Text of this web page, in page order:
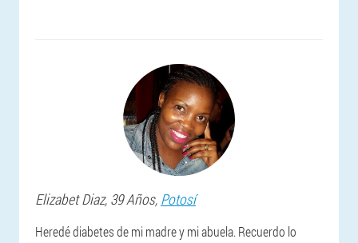
Elizabet Diaz, 39 Años, Potosí
Heredé diabetes de mi madre y mi abuela. Recuerdo lo